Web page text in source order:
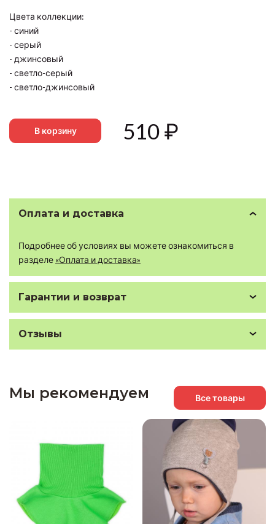
Цвета коллекции:
- синий
- серый
- джинсовый
- светло-серый
- светло-джинсовый
В корзину 510₽
Оплата и доставка
Подробнее об условиях вы можете ознакомиться в
разделе «Оплата и доставка»
Гарантии и возврат
Отзывы
Мы рекомендуем Все товары